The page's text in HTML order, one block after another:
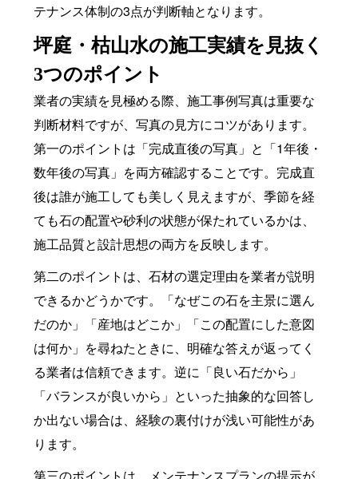
テナンス体制の3点が判断軸となります。
坪庭・枯山水の施工実績を見抜く
3つのポイント
業者の実績を見極める際、施工事例写真は重要な
判断材料ですが、写真の見方にコツがあります。
第一のポイントは「完成直後の写真」と「1年後・
数年後の写真」を両方確認することです。完成直
後は誰が施工しても美しく見えますが、季節を経
ても石の配置や砂利の状態が保たれているかは、
施工品質と設計思想の両方を反映します。
第二のポイントは、石材の選定理由を業者が説明
できるかどうかです。「なぜこの石を主景に選ん
だのか」「産地はどこか」「この配置にした意図
は何か」を尋ねたときに、明確な答えが返ってく
る業者は信頼できます。逆に「良い石だから」
「バランスが良いから」といった抽象的な回答し
か出ない場合は、経験の裏付けが浅い可能性があ
ります。
第三のポイントは、メンテナンスプランの提示が